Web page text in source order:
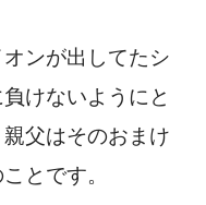
ンが出してたシ
けないようにと
父はそのおまけ
とです。